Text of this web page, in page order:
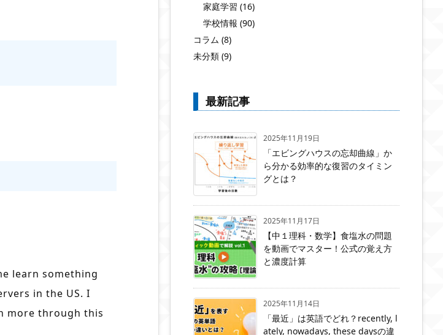
learn something
in the US. I
more through this
家庭学習 (16)
学校情報 (90)
コラム (8)
未分類 (9)
最新記事
2025年11月19日
「エビングハウスの忘却曲線」か
ら分かる効率的な復習のタイミン
グとは？
2025年11月17日
【中１理科・数学】食塩水の問題
を動画でマスター！公式の覚え方
と濃度計算
2025年11月14日
「最近」は英語でどれ？recently, l
ately, nowadays, these daysの違